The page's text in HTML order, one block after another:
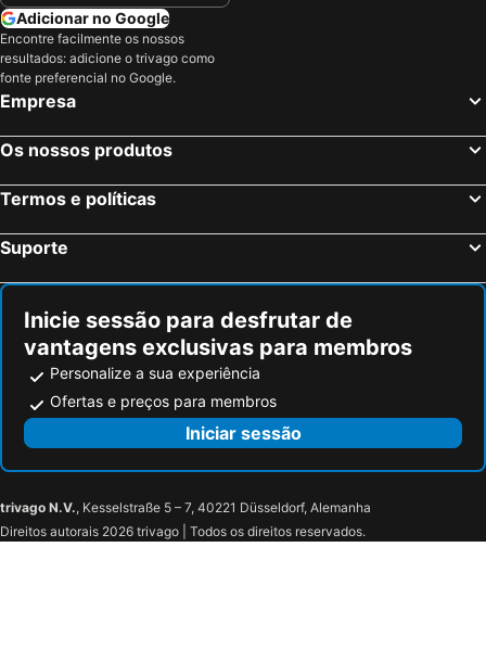
Adicionar no Google
Encontre facilmente os nossos
resultados: adicione o trivago como
fonte preferencial no Google.
Empresa
Os nossos produtos
Termos e políticas
Suporte
Inicie sessão para desfrutar de
vantagens exclusivas para membros
Personalize a sua experiência
Ofertas e preços para membros
Iniciar sessão
trivago N.V., Kesselstraße 5 – 7, 40221 Düsseldorf, Alemanha
Direitos autorais 2026 trivago | Todos os direitos reservados.